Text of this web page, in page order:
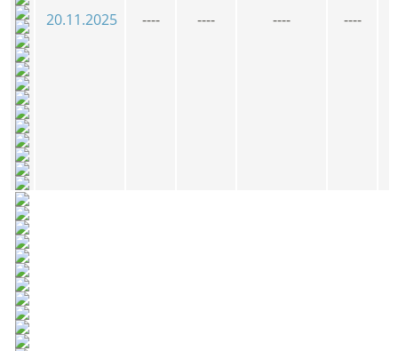
20.11.2025 ---- ---- ---- ----